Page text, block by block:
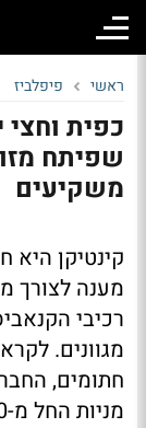
ראשי פיפלביז
כפית
שפיתח
משקיעים
קינטיקן
מענה לצורך
רכיבי
מגוונים.
חתומים,
מניות החל מ-40,000 שקל